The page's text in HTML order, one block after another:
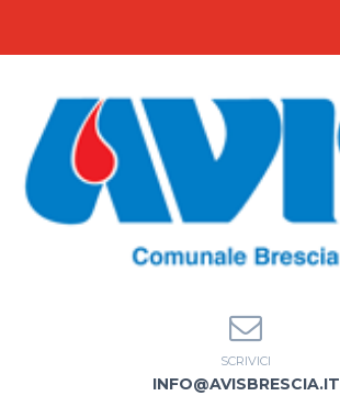
SCRIVICI
INFO@AVISBRESCIA.IT